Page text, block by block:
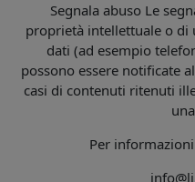
Segnala abuso Le
proprietà intellettuale o
dati (ad esempio
possono essere notificate
casi di contenuti ritenuti
Per